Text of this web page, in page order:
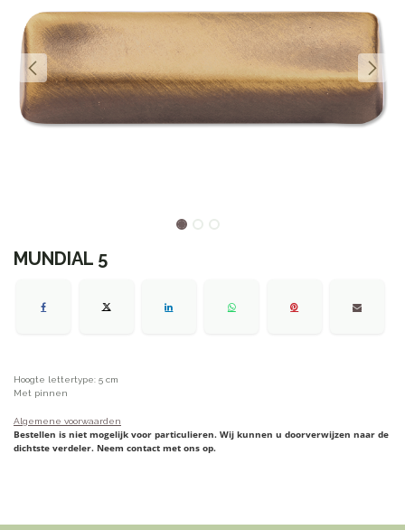
MUNDIAL 5
Hoogte lettertype: 5 cm
Met pinnen
Algemene voorwaarden
Bestellen is niet mogelijk voor particulieren. Wij kunnen u doorverwijzen naar de
dichtste verdeler. Neem contact met ons op.